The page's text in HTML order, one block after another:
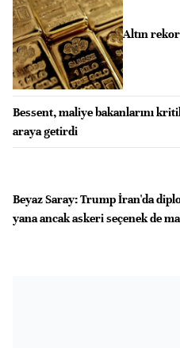
Altın
Bessent, maliye bakanlarını
araya getirdi
Beyaz Saray: Trump İran'da
yana ancak askeri seçenek de